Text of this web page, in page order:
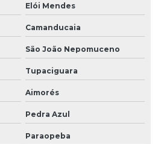
Elói Mendes
Camanducaia
São João Nepomuceno
Tupaciguara
Aimorés
Pedra Azul
Paraopeba